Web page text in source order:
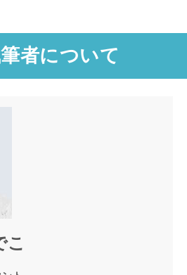
者について
こ